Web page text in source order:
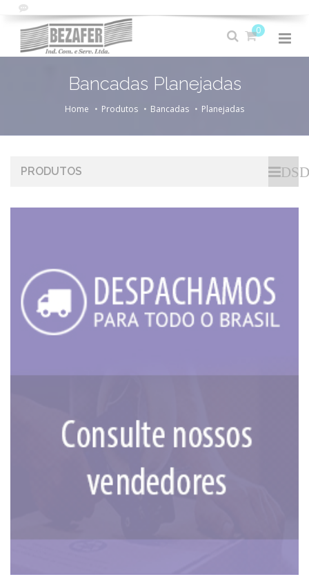
0
Bancadas Planejadas
Home Produtos Bancadas Planejadas
PRODUTOS